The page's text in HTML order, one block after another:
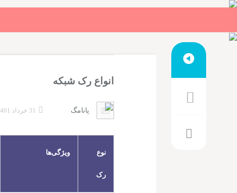
انواع رک شبکه
پانامگ 31 خرداد 1401
نوع
رک
ویژگی‌ها